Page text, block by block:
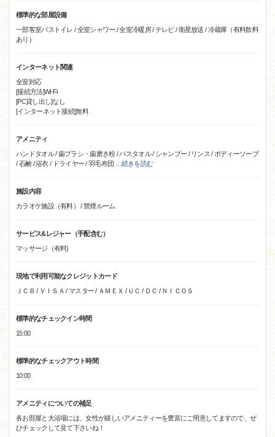
標準的な部屋設備
一部客室バストイレ / 全室シャワー / 全室冷暖房 / テレビ / 衛星放送 / 冷蔵庫（有料飲料
あり）
インターネット関連
全室対応
[接続方法]Wi-Fi
[PC貸し出し]なし
[インターネット接続]無料
アメニティ
ハンドタオル / 歯ブラシ・歯磨き粉 / バスタオル / シャンプー / リンス / ボディーソープ
/ 石鹸 / 浴衣 / ドライヤー / 羽毛布団
続きを読む
施設内容
カラオケ施設（有料） / 禁煙ルーム
サービス&レジャー（手配含む）
マッサージ（有料)
現地で利用可能なクレジットカード
ＪＣＢ / ＶＩＳＡ / マスター / ＡＭＥＸ / ＵＣ / ＤＣ / ＮＩＣＯＳ
標準的なチェックイン時間
15:00
標準的なチェックアウト時間
10:00
アメニティについての補足
各お部屋と大浴場には、女性が嬉しいアメニティーを豊富にご用意してますので、ぜ
ひチェックして見て下さいね！